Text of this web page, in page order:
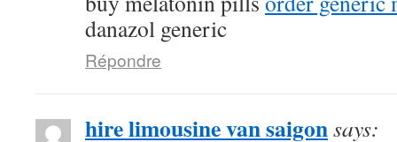
danazol generic
Répondre
hire limousine van saigonsays: